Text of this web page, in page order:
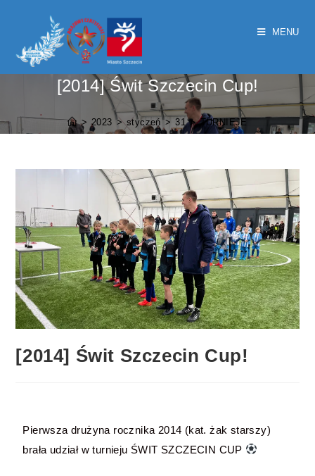
MENU
[2014] Świt Szczecin Cup!
> 2023 > styczeń > 31 > TURNIEJE
[2014] Świt Szczecin Cup!
Pierwsza drużyna rocznika 2014 (kat. żak starszy)
brała udział w turnieju ŚWIT SZCZECIN CUP